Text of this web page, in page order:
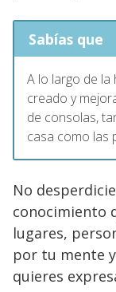
Sabías que
A lo largo de
creado y
de consolas,
casa como las
No
conocimiento
lugares,
por tu mente
quieres